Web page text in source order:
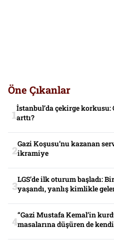
Öne Çıkanlar
İstanbul’da çekirge korkusu:
arttı?
Gazi Koşusu’nu kazanan
ikramiye
LGS’de ilk oturum başladı:
yaşandı, yanlış kimlikle
“Gazi Mustafa Kemal’in
masalarına düşüren de